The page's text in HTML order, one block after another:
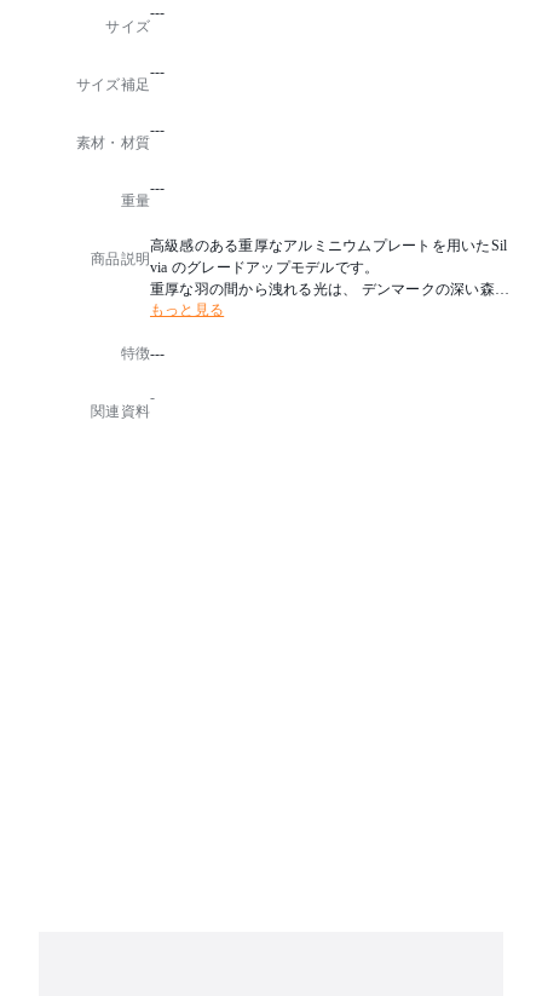
サイズ
---
サイズ補足
---
素材・材質
---
重量
---
商品説明
高級感のある重厚なアルミニウムプレートを用いたSil
via のグレードアップモデルです。
重厚な羽の間から洩れる光は、 デンマークの深い森の
木漏れ日を思わせます。
なり、マット塗装のカラーバリエーションを展開でき
もっと見る
特徴---
関連資料
-